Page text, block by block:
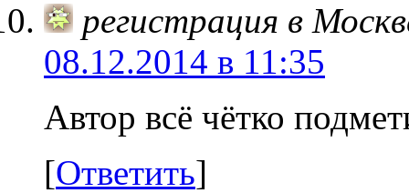
регистрация в
08.12.2014 в 11:35
Автор всё чётко
[Ответить]